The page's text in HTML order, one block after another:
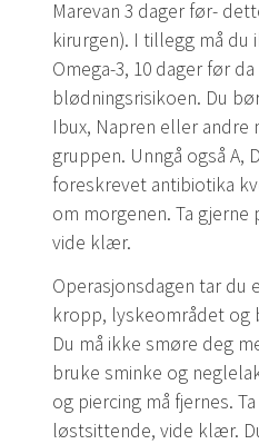
Marevan 3 dager før-
kirurgen). I tillegg må du
Omega-3, 10 dager før
blødningsrisikoen. Du
Ibux, Napren eller andre
gruppen. Unngå også A,
foreskrevet antibiotika
om morgenen. Ta
vide klær.
Operasjonsdagen tar du
kropp, lyskeområdet og
Du må ikke smøre deg
bruke sminke og
og piercing må fjernes.
løstsittende, vide klær.